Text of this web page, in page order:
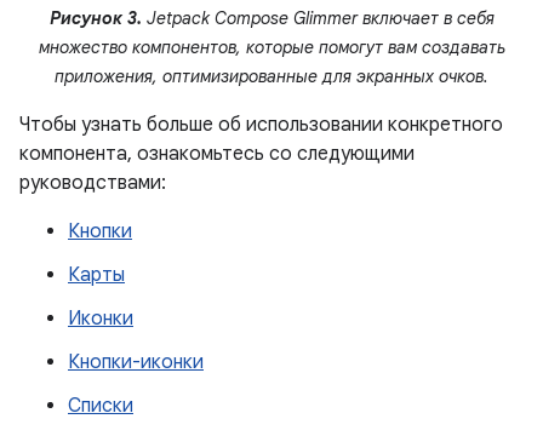
Рисунок 3. Jetpack Compose Glimmer включает в себя
множество компонентов, которые помогут вам создавать
приложения, оптимизированные для экранных очков.
Чтобы узнать больше об использовании конкретного
компонента, ознакомьтесь со следующими
руководствами:
Кнопки
Карты
Иконки
Кнопки-иконки
Списки